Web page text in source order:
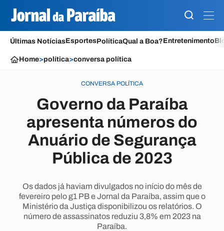
Últimas NotíciasEsportesPolíticaQual a Boa?Entretenimento
Home>política>conversa política
CONVERSA POLÍTICA
Governo da Paraíba
apresenta números do
Anuário de Segurança
Pública de 2023
Os dados já haviam divulgados no início do mês de
fevereiro pelo g1 PB e Jornal da Paraíba, assim que o
Ministério da Justiça disponibilizou os relatórios. O
número de assassinatos reduziu 3,8% em 2023 na
Paraíba.